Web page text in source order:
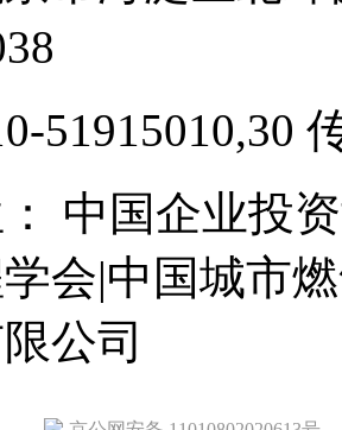
51915010,30
中国企业投
会|中国城市
公司